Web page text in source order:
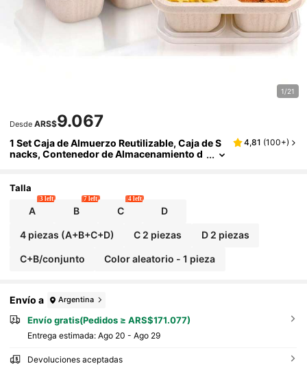
1/21
Desde ARS$9.067
1 Set Caja de Almuerzo Reutilizable, Caja de S
nacks, Contenedor de Almacenamiento d
s, Artículos Esenciales de Cocina, Imprescindi
bles para Camping, Adecuado para Mezclar y
Almacenar Alimentos, Adecuado para Compa
ntos para Snacks, Buen Sellado, Puede Almac
enar Nueces, Caramelos, Snacks, Pasteles, Fr
utas, Refrigerable, Puede Usarse como Caja B
ento, También Adecuado para Almacenamient
e Oficina, Regalos de Navidad, Temporada de
Regreso a la Escuela.
4,81 (100+)
Talla
A
3 left
B
7 left
C
4 left
D
4 piezas (A+B+C+D) C 2 piezas D 2 piezas
C+B/conjunto Color aleatorio - 1 pieza
Envío a Argentina
Envío gratis(Pedidos ≥ ARS$171.077)
Entrega estimada: Ago 20 - Ago 29
Devoluciones aceptadas